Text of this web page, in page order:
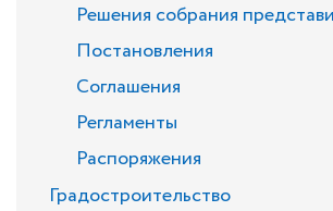
Решения собрания
Постановления
Соглашения
Регламенты
Распоряжения
Градостроительство